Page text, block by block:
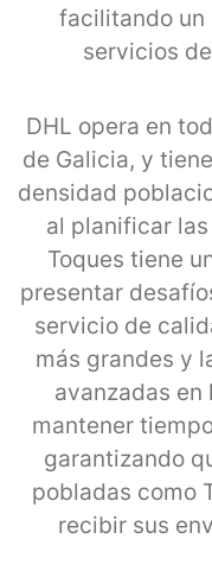
facilitando un
servicios
DHL opera en
de Galicia, y
densidad
al planificar
Toques tiene
presentar
servicio de
más grandes y
avanzadas
mantener
garantizando
pobladas como
recibir sus